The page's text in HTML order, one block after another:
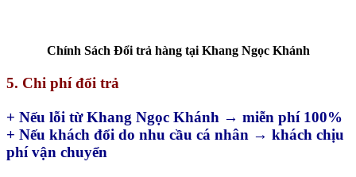
Chính Sách Đổi trả hàng tại Khang Ngọc Khánh
5. Chi phí đổi trả
+ Nếu lỗi từ Khang Ngọc Khánh → miễn phí 100%
+ Nếu khách đổi do nhu cầu cá nhân → khách chịu
phí vận chuyển